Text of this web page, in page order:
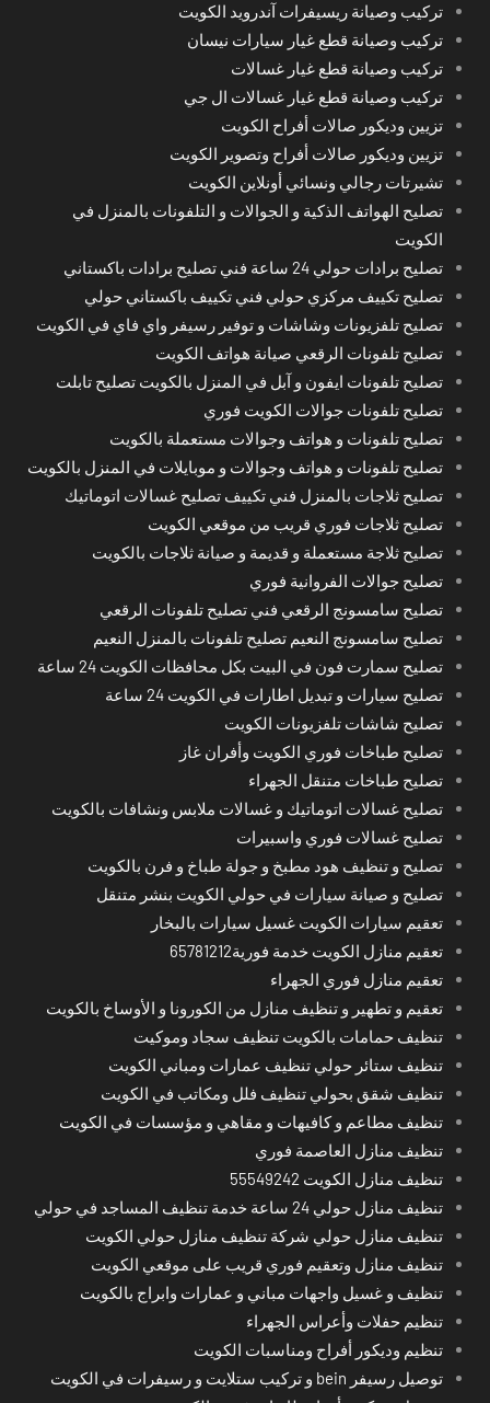
تركيب وصيانة ريسيفرات آندرويد الكويت
تركيب وصيانة قطع غيار سيارات نيسان
تركيب وصيانة قطع غيار غسالات
تركيب وصيانة قطع غيار غسالات ال جي
تزيين وديكور صالات أفراح الكويت
تزيين وديكور صالات أفراح وتصوير الكويت
تشيرتات رجالي ونسائي أونلاين الكويت
تصليح الهواتف الذكية و الجوالات و التلفونات بالمنزل في
الكويت
تصليح برادات حولي 24 ساعة فني تصليح برادات باكستاني
تصليح تكييف مركزي حولي فني تكييف باكستاني حولي
تصليح تلفزيونات وشاشات و توفير رسيفر واي فاي في الكويت
تصليح تلفونات الرقعي صيانة هواتف الكويت
تصليح تلفونات ايفون و آبل في المنزل بالكويت تصليح تابلت
تصليح تلفونات جوالات الكويت فوري
تصليح تلفونات و هواتف وجوالات مستعملة بالكويت
تصليح تلفونات و هواتف وجوالات و موبايلات في المنزل بالكويت
تصليح ثلاجات بالمنزل فني تكييف تصليح غسالات اتوماتيك
تصليح ثلاجات فوري قريب من موقعي الكويت
تصليح ثلاجة مستعملة و قديمة و صيانة ثلاجات بالكويت
تصليح جوالات الفروانية فوري
تصليح سامسونج الرقعي فني تصليح تلفونات الرقعي
تصليح سامسونج النعيم تصليح تلفونات بالمنزل النعيم
تصليح سمارت فون في البيت بكل محافظات الكويت 24 ساعة
تصليح سيارات و تبديل اطارات في الكويت 24 ساعة
تصليح شاشات تلفزيونات الكويت
تصليح طباخات فوري الكويت وأفران غاز
تصليح طباخات متنقل الجهراء
تصليح غسالات اتوماتيك و غسالات ملابس ونشافات بالكويت
تصليح غسالات فوري واسبيرات
تصليح و تنظيف هود مطبخ و جولة طباخ و فرن بالكويت
تصليح و صيانة سيارات في حولي الكويت بنشر متنقل
تعقيم سيارات الكويت غسيل سيارات بالبخار
تعقيم منازل الكويت خدمة فورية65781212
تعقيم منازل فوري الجهراء
تعقيم و تطهير و تنظيف منازل من الكورونا و الأوساخ بالكويت
تنظيف حمامات بالكويت تنظيف سجاد وموكيت
تنظيف ستائر حولي تنظيف عمارات ومباني الكويت
تنظيف شقق بحولي تنظيف فلل ومكاتب في الكويت
تنظيف مطاعم و كافيهات و مقاهي و مؤسسات في الكويت
تنظيف منازل العاصمة فوري
تنظيف منازل الكويت 55549242
تنظيف منازل حولي 24 ساعة خدمة تنظيف المساجد في حولي
تنظيف منازل حولي شركة تنظيف منازل حولي الكويت
تنظيف منازل وتعقيم فوري قريب على موقعي الكويت
تنظيف و غسيل واجهات مباني و عمارات وابراج بالكويت
تنظيم حفلات وأعراس الجهراء
تنظيم وديكور أفراح ومناسبات الكويت
توصيل رسيفر bein و تركيب ستلايت و رسيفرات في الكويت